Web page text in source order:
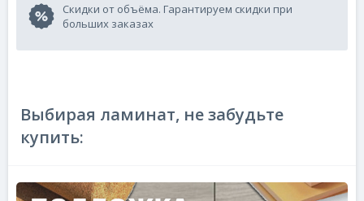
Скидки от объёма. Гарантируем скидки при
больших заказах
Выбирая ламинат, не забудьте
купить: